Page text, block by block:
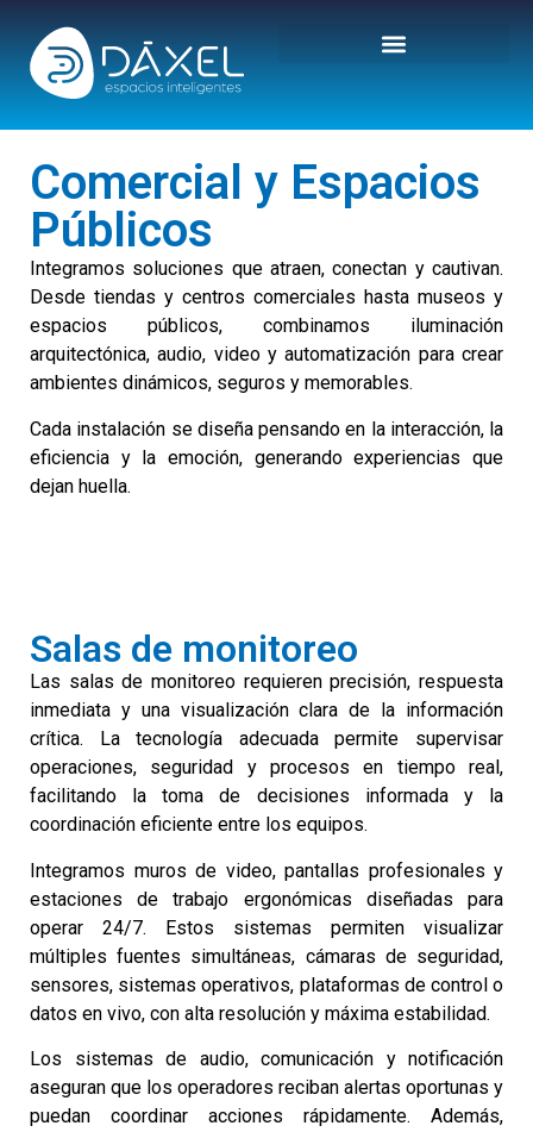
Comercial y Espacios
Públicos
Integramos soluciones que atraen, conectan y cautivan.
Desde tiendas y centros comerciales hasta museos y
espacios públicos, combinamos iluminación
arquitectónica, audio, video y automatización para crear
ambientes dinámicos, seguros y memorables.
Cada instalación se diseña pensando en la interacción, la
eficiencia y la emoción, generando experiencias que
dejan huella.
Salas de monitoreo
Las salas de monitoreo requieren precisión, respuesta
inmediata y una visualización clara de la información
crítica. La tecnología adecuada permite supervisar
operaciones, seguridad y procesos en tiempo real,
facilitando la toma de decisiones informada y la
coordinación eficiente entre los equipos.
Integramos muros de video, pantallas profesionales y
estaciones de trabajo ergonómicas diseñadas para
operar 24/7. Estos sistemas permiten visualizar
múltiples fuentes simultáneas, cámaras de seguridad,
sensores, sistemas operativos, plataformas de control o
datos en vivo, con alta resolución y máxima estabilidad.
Los sistemas de audio, comunicación y notificación
aseguran que los operadores reciban alertas oportunas y
puedan coordinar acciones rápidamente. Además,